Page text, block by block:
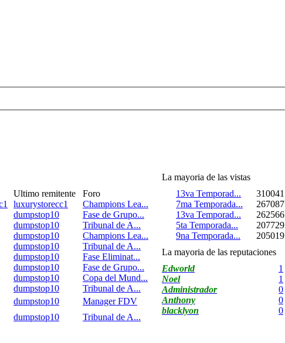
Ultimo remitente
Foro
luxurystorecc1
Champions Lea...
dumpstop10
Fase de Grupo...
dumpstop10
Tribunal de A...
dumpstop10
Champions Lea...
dumpstop10
Tribunal de A...
dumpstop10
Fase Eliminat...
dumpstop10
Fase de Grupo...
dumpstop10
Copa del Mund...
dumpstop10
Tribunal de A...
dumpstop10
Manager FDV
dumpstop10 Tribunal de A...
La mayoria de las vistas
13va Temporad...
310041
7ma Temporada...
267087
13va Temporad...
262566
5ta Temporada...
207729
9na Temporada...
205019
La mayoria de las reputaciones
Edworld
1
Noel
1
Administrador
0
Anthony
0
blacklyon
0